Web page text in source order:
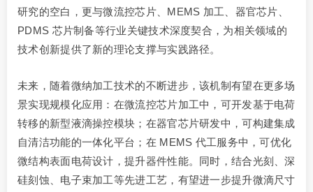
研究的空白，更与微流控芯片、MEMS 加工、器官芯片、
PDMS 芯片制备等行业关键技术深度契合，为相关领域的
技术创新提供了新的理论支撑与实践路径。
未来，随着微纳加工技术的不断进步，该机制有望在更多场
景实现规模化应用：在微流控芯片加工中，可开发基于电荷
转移的新型液滴操控模块；在器官芯片研发中，可构建集成
自清洁功能的一体化平台；在 MEMS 代工服务中，可优化
微结构表面电荷设计，提升器件性能。同时，结合光刻、深
硅刻蚀、电子束加工等先进工艺，有望进一步提升微滴尺寸